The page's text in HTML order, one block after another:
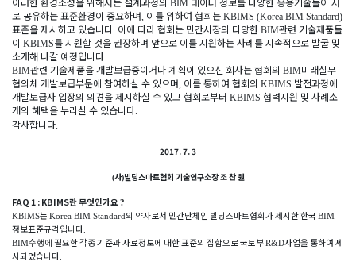
BIM
로 공유하는 표준환경이 중요하며, 이를 위하여 협회는 KBIMS (Korea BIM Standard)
표준을 제시하고 있습니다. 이에 따라 협회는 민간시장의 다양한 BIM관련 기술제품들
이 KBIMS를 지원할 것을 권장하며 앞으로 이를 지원하는 사례를 지속적으로 발굴 및
소개해 나갈 예정입니다.
BIM관련 기술제품을 개발보급중이거나 계획이 있으신 회사는 협회의 BIM미래실무
협의체 개발보급부문에 참여하실 수 있으며, 이를 통하여 협회의 KBIMS 발전과정에
개발보급자 입장의 의견을 제시하실 수 있고 협회로부터 KBIMS 협력지원 및 사례소
개의 혜택을 누리실 수 있습니다.
감사합니다.
2017. 7. 3
(사)빌딩스마트협회 기술연구소장 조 찬 원
FAQ 1 : KBIMS란 무엇인가요?
KBIMS는 Korea BIM Standard의 약자로서 민간단체인 빌딩스마트협회가 제시한 한국 BIM
정보표준규격입니다
BIM수행에 필요한 각종 기준과 자료정보에 대한 표준의 집합으로 국토부R&D사업을 통하여 제
시되었습니다